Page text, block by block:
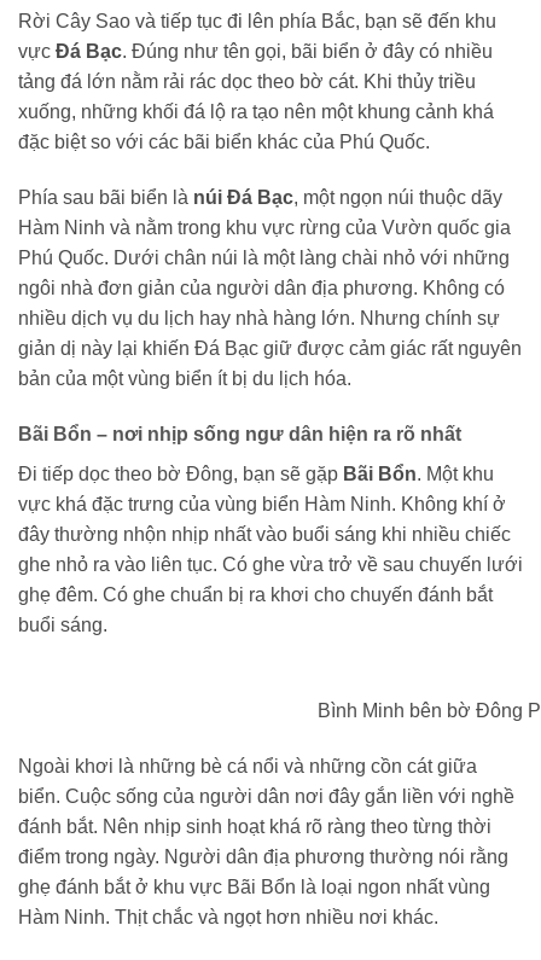
Rời Cây Sao và tiếp tục đi lên phía Bắc, bạn sẽ đến khu
vực Đá Bạc. Đúng như tên gọi, bãi biển ở đây có nhiều
tảng đá lớn nằm rải rác dọc theo bờ cát. Khi thủy triều
xuống, những khối đá lộ ra tạo nên một khung cảnh khá
đặc biệt so với các bãi biển khác của Phú Quốc.
Phía sau bãi biển là núi Đá Bạc, một ngọn núi thuộc dãy
Hàm Ninh và nằm trong khu vực rừng của Vườn quốc gia
Phú Quốc. Dưới chân núi là một làng chài nhỏ với những
ngôi nhà đơn giản của người dân địa phương. Không có
nhiều dịch vụ du lịch hay nhà hàng lớn. Nhưng chính sự
giản dị này lại khiến Đá Bạc giữ được cảm giác rất nguyên
bản của một vùng biển ít bị du lịch hóa.
Bãi Bổn – nơi nhịp sống ngư dân hiện ra rõ nhất
Đi tiếp dọc theo bờ Đông, bạn sẽ gặp Bãi Bổn. Một khu
vực khá đặc trưng của vùng biển Hàm Ninh. Không khí ở
đây thường nhộn nhịp nhất vào buổi sáng khi nhiều chiếc
ghe nhỏ ra vào liên tục. Có ghe vừa trở về sau chuyến lưới
ghẹ đêm. Có ghe chuẩn bị ra khơi cho chuyến đánh bắt
buổi sáng.
Bình Minh bên bờ Đông
Ngoài khơi là những bè cá nổi và những cồn cát giữa
biển. Cuộc sống của người dân nơi đây gắn liền với nghề
đánh bắt. Nên nhịp sinh hoạt khá rõ ràng theo từng thời
điểm trong ngày. Người dân địa phương thường nói rằng
ghẹ đánh bắt ở khu vực Bãi Bổn là loại ngon nhất vùng
Hàm Ninh. Thịt chắc và ngọt hơn nhiều nơi khác.